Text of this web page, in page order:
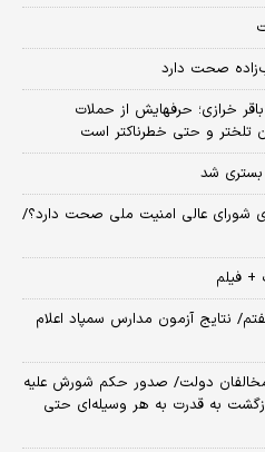
صحت دارد
خرازی؛ حرفهایش از حملات
تلختر و حتی خطرناکتر است
شد
شورای عالی امنیت ملی صحت دارد؟/
+ فیلم
نتایج آزمون مدارس سمپاد اعلام
مخالفان دولت/ صدور حکم شورش علیه
به قدرت به هر وسیله‌ای حتی